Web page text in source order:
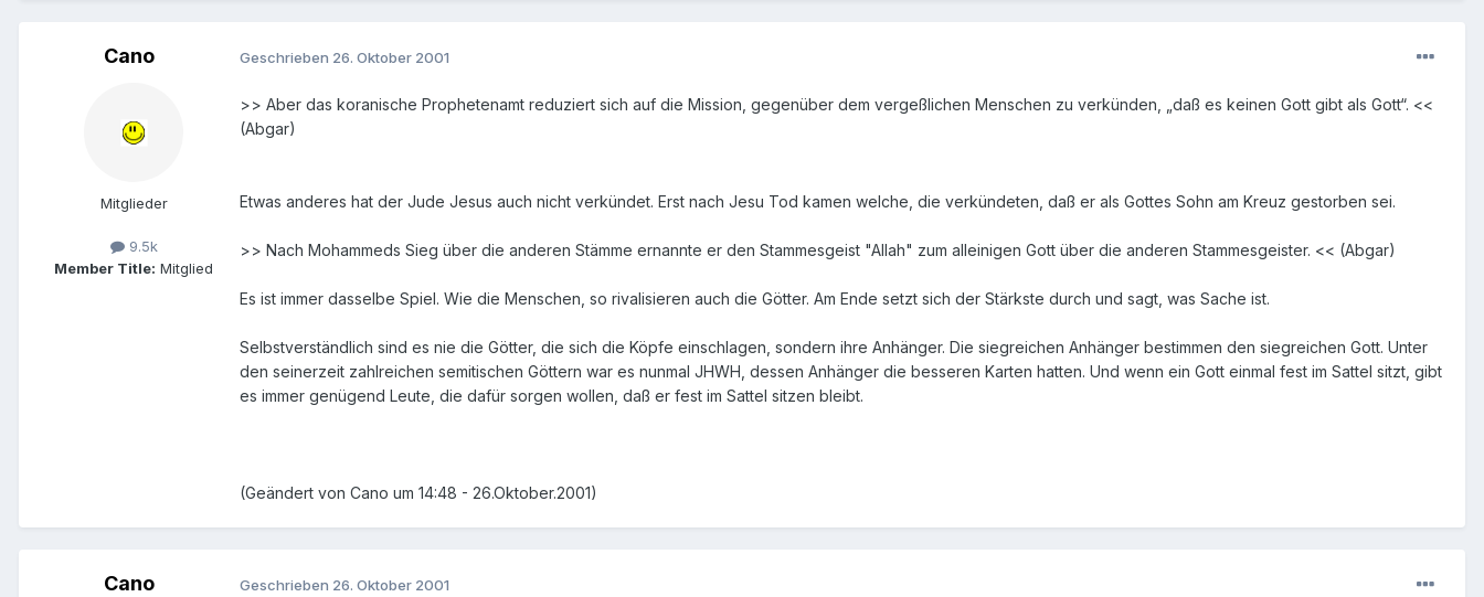
Cano
Mitglieder
9.5k
Member Title: Mitglied
Geschrieben 26. Oktober 2001
>> Aber das koranische Prophetenamt reduziert sich auf die Mission, gegenüber dem vergeßlichen Menschen zu verkünden, „daß es keinen Gott gibt als Gott“. <<
(Abgar)
Etwas anderes hat der Jude Jesus auch nicht verkündet. Erst nach Jesu Tod kamen welche, die verkündeten, daß er als Gottes Sohn am Kreuz gestorben sei.
>> Nach Mohammeds Sieg über die anderen Stämme ernannte er den Stammesgeist "Allah" zum alleinigen Gott über die anderen Stammesgeister. << (Abgar)
Es ist immer dasselbe Spiel. Wie die Menschen, so rivalisieren auch die Götter. Am Ende setzt sich der Stärkste durch und sagt, was Sache ist.
Selbstverständlich sind es nie die Götter, die sich die Köpfe einschlagen, sondern ihre Anhänger. Die siegreichen Anhänger bestimmen den siegreichen Gott. Unter
den seinerzeit zahlreichen semitischen Göttern war es nunmal JHWH, dessen Anhänger die besseren Karten hatten. Und wenn ein Gott einmal fest im Sattel sitzt, gibt
es immer genügend Leute, die dafür sorgen wollen, daß er fest im Sattel sitzen bleibt.
(Geändert von Cano um 14:48 - 26.Oktober.2001)
Cano Geschrieben 26. Oktober 2001